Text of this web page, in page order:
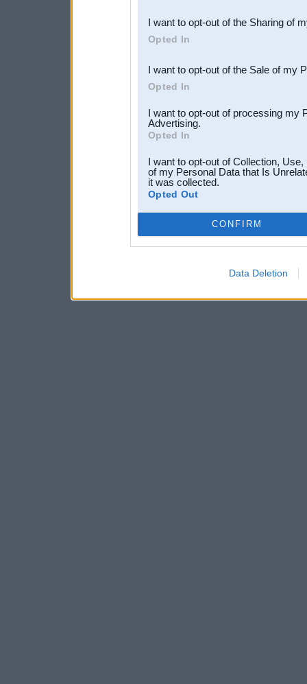
Downstream Participants
third parties.
I want to opt-out of the Sharing of
Opted In
I want to opt-out of the Sale of my
Opted In
I want to opt-out of processing my
Advertising.
Opted In
I want to opt-out of Collection,
of my Personal Data that Is
it was collected.
Opted Out
CONFIRM
Data Deletion